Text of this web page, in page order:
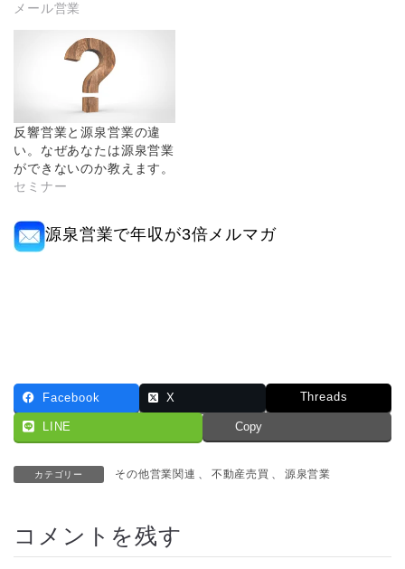
メール営業
反響営業と源泉営業の違
い。なぜあなたは源泉営業
ができないのか教えます。
セミナー
源泉営業で年収が3倍メルマガ
Facebook X Threads
LINE Copy
カテゴリー その他営業関連 不動産売買 源泉営業
コメントを残す